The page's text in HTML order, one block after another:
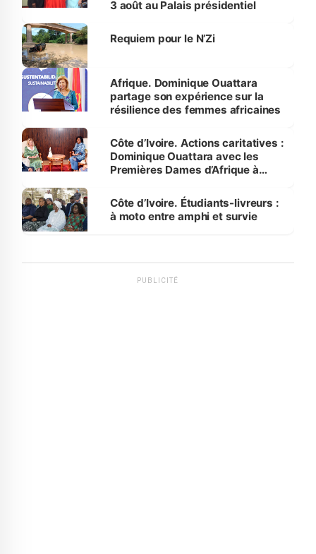
3 août au Palais présidentiel
Requiem pour le N’Zi
Afrique. Dominique Ouattara
partage son expérience sur la
résilience des femmes africaines
Côte d’Ivoire. Actions caritatives :
Dominique Ouattara avec les
Premières Dames d’Afrique à
Côte d’Ivoire. Étudiants-livreurs :
à moto entre amphi et survie
PUBLICITÉ